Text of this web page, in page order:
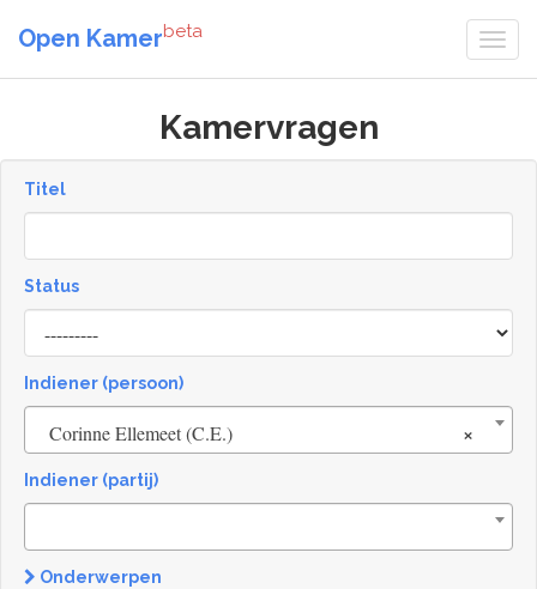
Open Kamerbeta
Kamervragen
Titel
Status
[invalid
name]
Indiener (persoon)
×
Corinne Ellemeet (C.E.)
Indiener (partij)
Onderwerpen